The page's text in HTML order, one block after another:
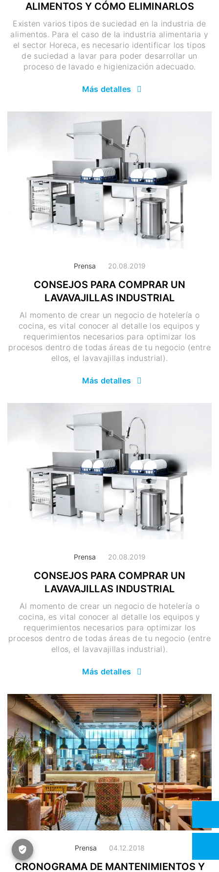
ALIMENTOS Y CÓMO ELIMINARLOS
Existen varios tipos de suciedad en la industria de
alimentos. Para el caso de la industria alimentaria y
el sector Horeca, es necesario identificar los tipos
de suciedad a lavar para poder desarrollar un
proceso de lavado e higienización adecuado.
Más detalles
Prensa 20.08.2019
CONSEJOS PARA COMPRAR UN
LAVAVAJILLAS INDUSTRIAL
Al momento de crear un negocio de hotelería o
cocina, es vital conocer al detalle los equipos y
requerimientos necesarios para optimizar los
procesos dentro de todas áreas de tu negocio (entre
ellos, el lavavajillas industrial).
Más detalles
Prensa 20.08.2019
CONSEJOS PARA COMPRAR UN
LAVAVAJILLAS INDUSTRIAL
Al momento de crear un negocio de hotelería o
cocina, es vital conocer al detalle los equipos y
requerimientos necesarios para optimizar los
procesos dentro de todas áreas de tu negocio (entre
ellos, el lavavajillas industrial).
Más detalles
Prensa 04.12.2018
CRONOGRAMA DE MANTENIMIENTOS Y